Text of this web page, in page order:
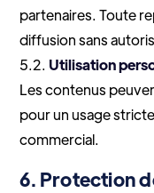
partenaires. Toute
diffusion sans
5.2. Utilisation
Les contenus
pour un usage
commercial.
6. Protection